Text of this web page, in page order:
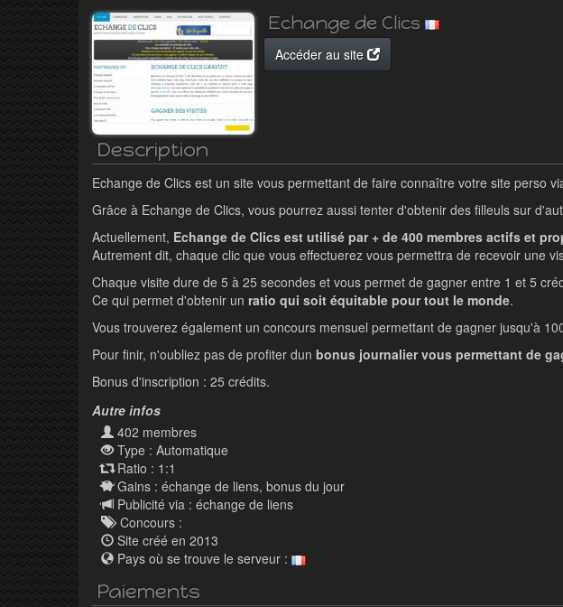
Echange de Clics
Accéder au site
Description
Echange de Clics est un site vous permettant de faire connaître votre site perso
Grâce à Echange de Clics, vous pourrez aussi tenter d'obtenir des filleuls sur
Actuellement, Echange de Clics est utilisé par + de 400 membres actifs et
Autrement dit, chaque clic que vous effectuerez vous permettra de recevoir une
Chaque visite dure de 5 à 25 secondes et vous permet de gagner entre 1 et 5
Ce qui permet d'obtenir un ratio qui soit équitable pour tout le monde.
Vous trouverez également un concours mensuel permettant de gagner jusqu'à
Pour finir, n'oubliez pas de profiter dun bonus journalier vous permettant de
Bonus d'inscription : 25 crédits.
Autre infos
402 membres
Type : Automatique
Ratio : 1:1
Gains : échange de liens, bonus du jour
Publicité via : échange de liens
Concours :
Site créé en 2013
Pays où se trouve le serveur :
Paiements